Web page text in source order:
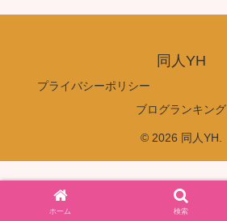
同人YH
プライバシーポリシー
ブログランキング
© 2026 同人YH.
ホーム 検索